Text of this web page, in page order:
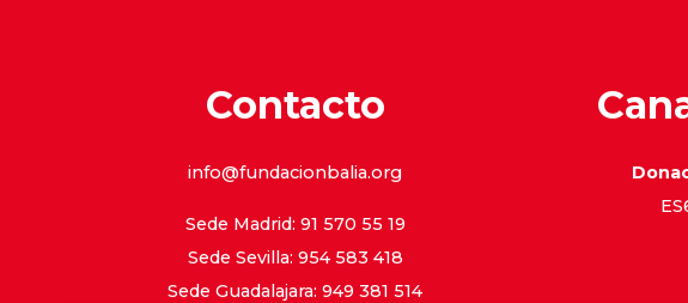
Contacto
info@fundacionbalia.org
Sede Madrid: 91 570 55 19
Sede Sevilla: 954 583 418
Sede Guadalajara: 949 381 514